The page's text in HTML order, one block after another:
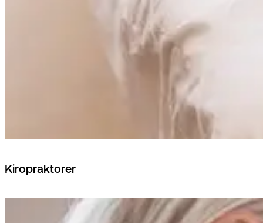
Kiropraktorer